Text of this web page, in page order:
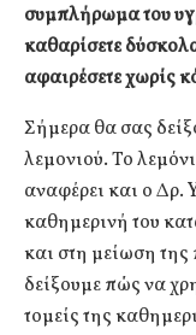
συμπλήρωμα του
καθαρίσετε
αφαιρέσετε χωρίς
Σήμερα θα σας
λεμονιού. Το
αναφέρει και ο Δρ.
καθημερινή του
και στη μείωση
δείξουμε πώς να
τομείς της